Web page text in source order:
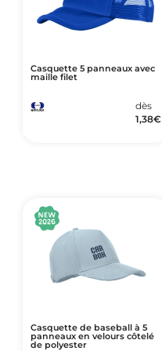
Casquette 5 panneaux avec
maille filet
dès
1,38€
Casquette de baseball à 5
panneaux en velours côtelé
de polyester